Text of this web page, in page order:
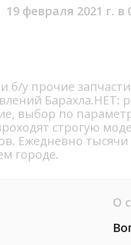
19 февраля 2021 г. в
б/у прочие
Барахла.НЕТ:
выбор по
строгую
Ежедневно
городе.
О